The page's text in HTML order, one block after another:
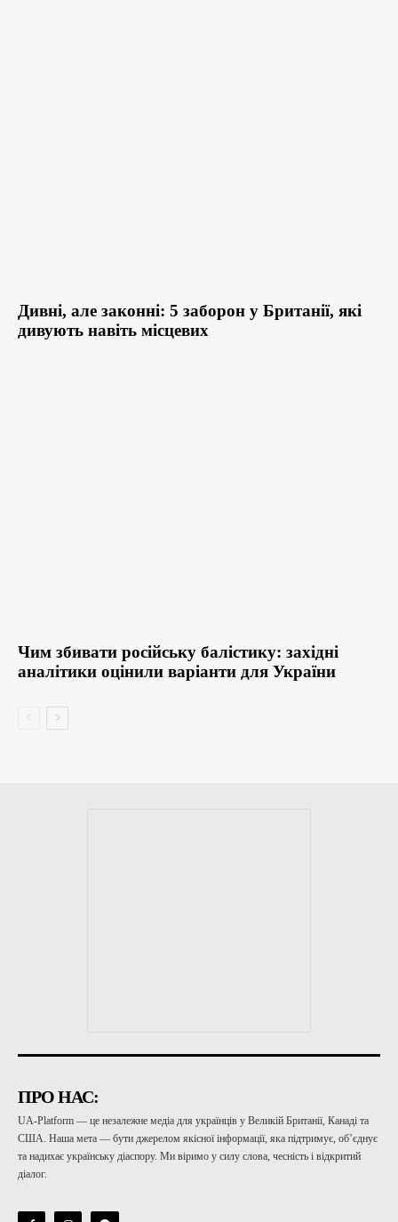
Дивні, але законні: 5 заборон у Британії, які
дивують навіть місцевих
Чим збивати російську балістику: західні
аналітики оцінили варіанти для України
ПРО НАС:
UA-Platform — це незалежне медіа для українців у Великій Британії, Канаді та
США. Наша мета — бути джерелом якісної інформації, яка підтримує, об’єднує
та надихає українську діаспору. Ми віримо у силу слова, чесність і відкритий
діалог.